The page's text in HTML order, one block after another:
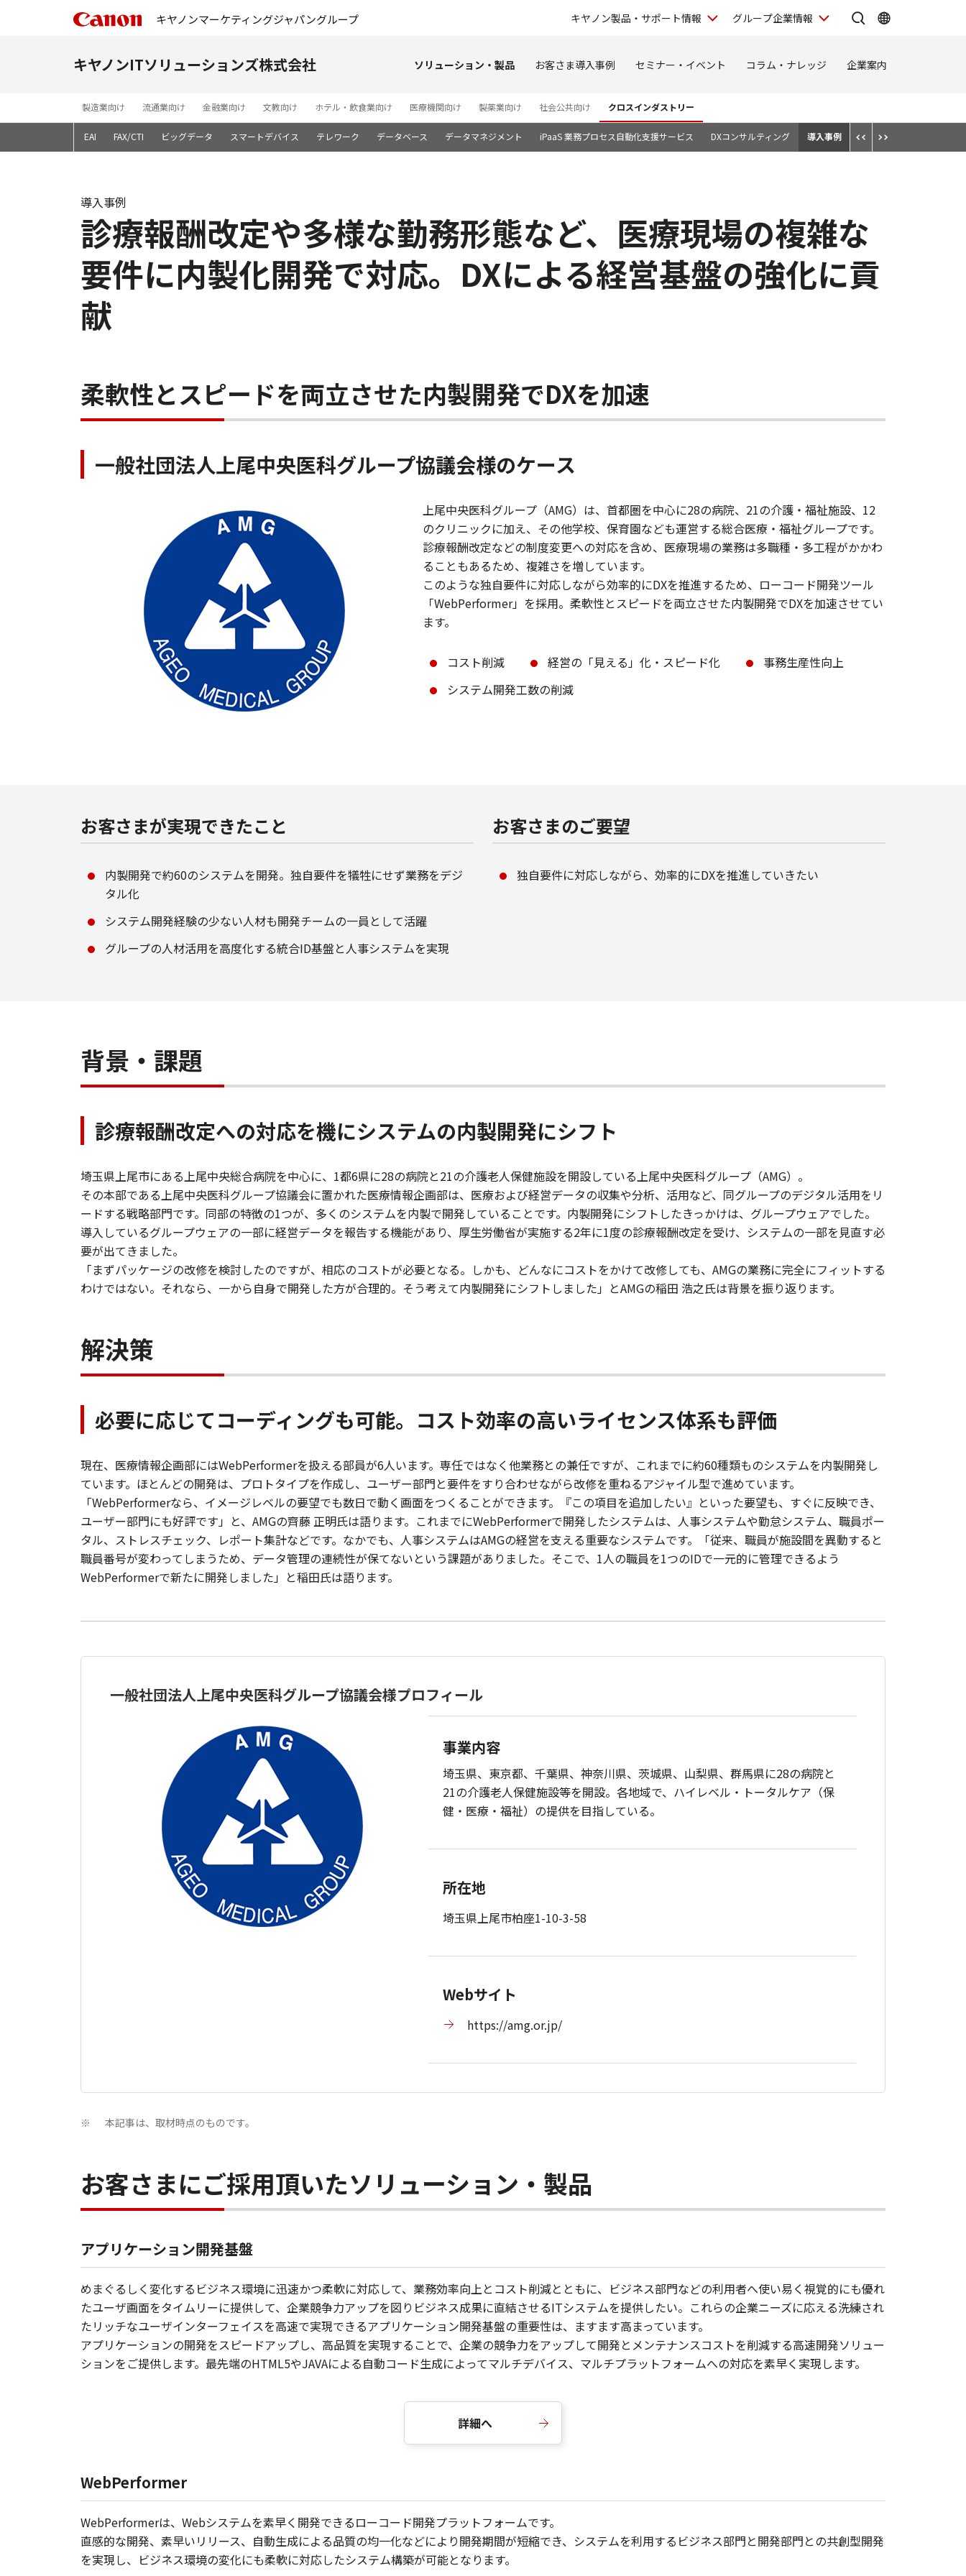
キヤノンマーケティングジャパングループ キヤノン製品・サポート情報 グループ企業情報
キヤノンITソリューションズ株式会社 ソリューション・製品 お客さま導入事例 セミナー・イベント コラム・ナレッジ 企業案内
製造業向け 流通業向け 金融業向け 文教向け ホテル・飲食業向け 医療機関向け 製薬業向け 社会公共向け クロスインダストリー
EAI FAX/CTI ビッグデータ スマートデバイス テレワーク データベース データマネジメント iPaaS 業務プロセス自動化支援サービス DXコンサルティング 導入事例
診療報酬改定や多様な勤務形態など、医療現場の複雑な
要件に内製化開発で対応。DXによる経営基盤の強化に貢
献
導入事例
柔軟性とスピードを両立させた内製開発でDXを加速
一般社団法人上尾中央医科グループ協議会様のケース
上尾中央医科グループ（AMG）は、首都圏を中心に28の病院、21の介護・福祉施設、12
のクリニックに加え、その他学校、保育園なども運営する総合医療・福祉グループです。
診療報酬改定などの制度変更への対応を含め、医療現場の業務は多職種・多工程がかかわ
ることもあるため、複雑さを増しています。
​このような独自要件に対応しながら効率的にDXを推進するため、ローコード開発ツール
「WebPerformer」を採用。柔軟性とスピードを両立させた内製開発でDXを加速させてい
ます。
コスト削減 経営の「見える」化・スピード化
事務生産性向上
システム開発工数の削減
お客さまが実現できたこと
内製開発で約60のシステムを開発。独自要件を犠牲にせず業務をデジ
タル化
システム開発経験の少ない人材も開発チームの一員として活躍
グループの人材活用を高度化する統合ID基盤と人事システムを実現
お客さまのご要望
独自要件に対応しながら、効率的にDXを推進していきたい
背景・課題
診療報酬改定への対応を機にシステムの内製開発にシフト
埼玉県上尾市にある上尾中央総合病院を中心に、1都6県に28の病院と21の介護老人保健施設を開設している上尾中央医科グループ（AMG）。
​その本部である上尾中央医科グループ協議会に置かれた医療情報企画部は、医療および経営データの収集や分析、活用など、同グループのデジタル活用をリ
ードする戦略部門です。同部の特徴の1つが、多くのシステムを内製で開発していることです。内製開発にシフトしたきっかけは、グループウェアでした。
導入しているグループウェアの一部に経営データを報告する機能があり、厚生労働省が実施する2年に1度の診療報酬改定を受け、システムの一部を見直す必
要が出てきました。
「まずパッケージの改修を検討したのですが、相応のコストが必要となる。しかも、どんなにコストをかけて改修しても、AMGの業務に完全にフィットする
わけではない。それなら、一から自身で開発した方が合理的。そう考えて内製開発にシフトしました」とAMGの稲田 浩之氏は背景を振り返ります。
解決策
必要に応じてコーディングも可能。コスト効率の高いライセンス体系も評価
現在、医療情報企画部にはWebPerformerを扱える部員が6人います。専任ではなく他業務との兼任ですが、これまでに約60種類ものシステムを内製開発し
ています。ほとんどの開発は、プロトタイプを作成し、ユーザー部門と要件をすり合わせながら改修を重ねるアジャイル型で進めています。
「WebPerformerなら、イメージレベルの要望でも数日で動く画面をつくることができます。『この項目を追加したい』といった要望も、すぐに反映でき、
ユーザー部門にも好評です」と、AMGの齊藤 正明氏は語ります。これまでにWebPerformerで開発したシステムは、人事システムや勤怠システム、職員ポー
タル、ストレスチェック、レポート集計などです。なかでも、人事システムはAMGの経営を支える重要なシステムです。「従来、職員が施設間を異動すると
職員番号が変わってしまうため、データ管理の連続性が保てないという課題がありました。そこで、1人の職員を1つのIDで一元的に管理できるよう
WebPerformerで新たに開発しました」と稲田氏は語ります。 ​
一般社団法人上尾中央医科グループ協議会様プロフィール
事業内容
埼玉県、東京都、千葉県、神奈川県、茨城県、山梨県、群馬県に28の病院と
21の介護老人保健施設等を開設。各地域で、ハイレベル・トータルケア（保
健・医療・福祉）の提供を目指している。
所在地
埼玉県上尾市柏座1-10-3-58
Webサイト
https://amg.or.jp/
※ 本記事は、取材時点のものです。
お客さまにご採用頂いたソリューション・製品
アプリケーション開発基盤
めまぐるしく変化するビジネス環境に迅速かつ柔軟に対応して、業務効率向上とコスト削減とともに、ビジネス部門などの利用者へ使い易く視覚的にも優れ
たユーザ画面をタイムリーに提供して、企業競争力アップを図りビジネス成果に直結させるITシステムを提供したい。これらの企業ニーズに応える洗練され
たリッチなユーザインターフェイスを高速で実現できるアプリケーション開発基盤の重要性は、ますます高まっています。
アプリケーションの開発をスピードアップし、高品質を実現することで、企業の競争力をアップして開発とメンテナンスコストを削減する高速開発ソリュー
ションをご提供します。最先端のHTML5やJAVAによる自動コード生成によってマルチデバイス、マルチプラットフォームへの対応を素早く実現します。
詳細へ
WebPerformer
WebPerformerは、Webシステムを素早く開発できるローコード開発プラットフォームです。
直感的な開発、素早いリリース、自動生成による品質の均一化などにより開発期間が短縮でき、システムを利用するビジネス部門と開発部門との共創型開発
を実現し、ビジネス環境の変化にも柔軟に対応したシステム構築が可能となります。